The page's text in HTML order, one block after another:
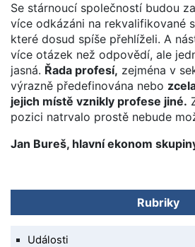
Se stárnoucí společností budou
více odkázáni na rekvalifikované
které dosud spíše přehlíželi. A
více otázek než odpovědí, ale
jasná. Řada profesí, zejména v
výrazně předefinována nebo
jejich místě vznikly profese jiné.
pozici natrvalo prostě nebude
Jan Bureš, hlavní ekonom
Rubriky
Události